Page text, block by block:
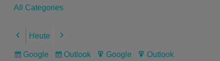
All Categories
Previous
Heute Next
Subscribe
Google
Subscribe
Outlook
Export
Google
Export
Outlook